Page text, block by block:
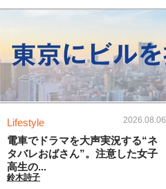
Lifestyle 2026.08.06
電車でドラマを大声実況する“ネ
タバレおばさん”。注意した女子
高生の...
鈴木詩子